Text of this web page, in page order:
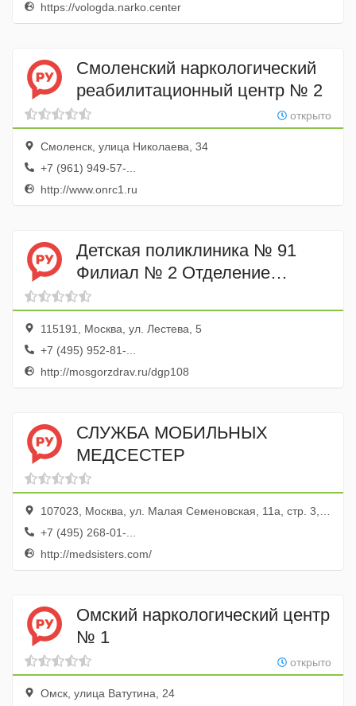
https://vologda.narko.center
Смоленский наркологический
реабилитационный центр № 2
открыто
Смоленск, улица Николаева, 34
+7 (961) 949-57-...
http://www.onrc1.ru
Детская поликлиника № 91
Филиал № 2 Отделение
детской круглосуточной
медицинской помощи на дому
115191, Москва, ул. Лестева, 5
+7 (495) 952-81-...
http://mosgorzdrav.ru/dgp108
СЛУЖБА МОБИЛЬНЫХ
МЕДСЕСТЕР
107023, Москва, ул. Малая Семеновская, 11а, стр. 3, офис 1
+7 (495) 268-01-...
http://medsisters.com/
Омский наркологический центр
№ 1
открыто
Омск, улица Ватутина, 24